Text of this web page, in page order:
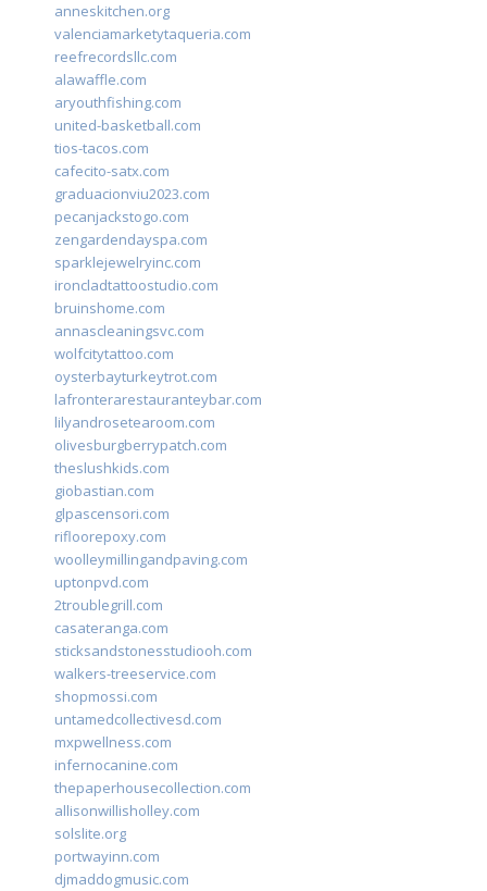
anneskitchen.org
valenciamarketytaqueria.com
reefrecordsllc.com
alawaffle.com
aryouthfishing.com
united-basketball.com
tios-tacos.com
cafecito-satx.com
graduacionviu2023.com
pecanjackstogo.com
zengardendayspa.com
sparklejewelryinc.com
ironcladtattoostudio.com
bruinshome.com
annascleaningsvc.com
wolfcitytattoo.com
oysterbayturkeytrot.com
lafronterarestauranteybar.com
lilyandrosetearoom.com
olivesburgberrypatch.com
theslushkids.com
giobastian.com
glpascensori.com
rifloorepoxy.com
woolleymillingandpaving.com
uptonpvd.com
2troublegrill.com
casateranga.com
sticksandstonesstudiooh.com
walkers-treeservice.com
shopmossi.com
untamedcollectivesd.com
mxpwellness.com
infernocanine.com
thepaperhousecollection.com
allisonwillisholley.com
solslite.org
portwayinn.com
djmaddogmusic.com